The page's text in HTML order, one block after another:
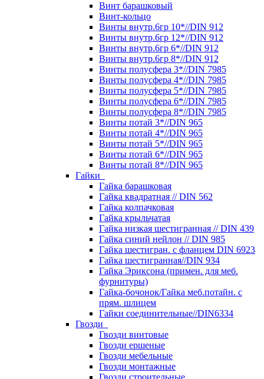
Винт барашковый
Винт-кольцо
Винты внутр.6гр 10*//DIN 912
Винты внутр.6гр 12*//DIN 912
Винты внутр.6гр 6*//DIN 912
Винты внутр.6гр 8*//DIN 912
Винты полусфера 3*//DIN 7985
Винты полусфера 4*//DIN 7985
Винты полусфера 5*//DIN 7985
Винты полусфера 6*//DIN 7985
Винты полусфера 8*//DIN 7985
Винты потай 3*//DIN 965
Винты потай 4*//DIN 965
Винты потай 5*//DIN 965
Винты потай 6*//DIN 965
Винты потай 8*//DIN 965
Гайки
Гайка барашковая
Гайка квадратная // DIN 562
Гайка колпачковая
Гайка крыльчатая
Гайка низкая шестигранная // DIN 439
Гайка синий нейлон // DIN 985
Гайка шестигран. с фланцем DIN 6923
Гайка шестигранная//DIN 934
Гайка Эриксона (примен. для меб.
фурнитуры)
Гайка-бочонок/Гайка меб.потайн. с
прям. шлицем
Гайки соединительные//DIN6334
Гвозди
Гвозди винтовые
Гвозди ершеные
Гвозди мебельные
Гвозди монтажные
Гвозди строительные